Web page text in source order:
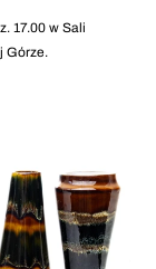
17.00 w Sali
Górze.